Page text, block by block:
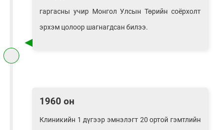
гаргасны учир Монгол Улсын Төрийн соёрхолт
эрхэм цолоор шагнагдсан билээ.
1960 он
Клиникийн 1 дүгээр эмнэлэгт 20 ортой гэмтлийн